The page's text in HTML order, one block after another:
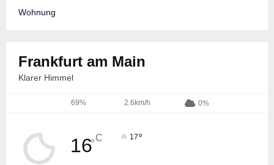
Wohnung
Frankfurt am Main
Klarer Himmel
69% 2.6km/h 0%
16°C 17°